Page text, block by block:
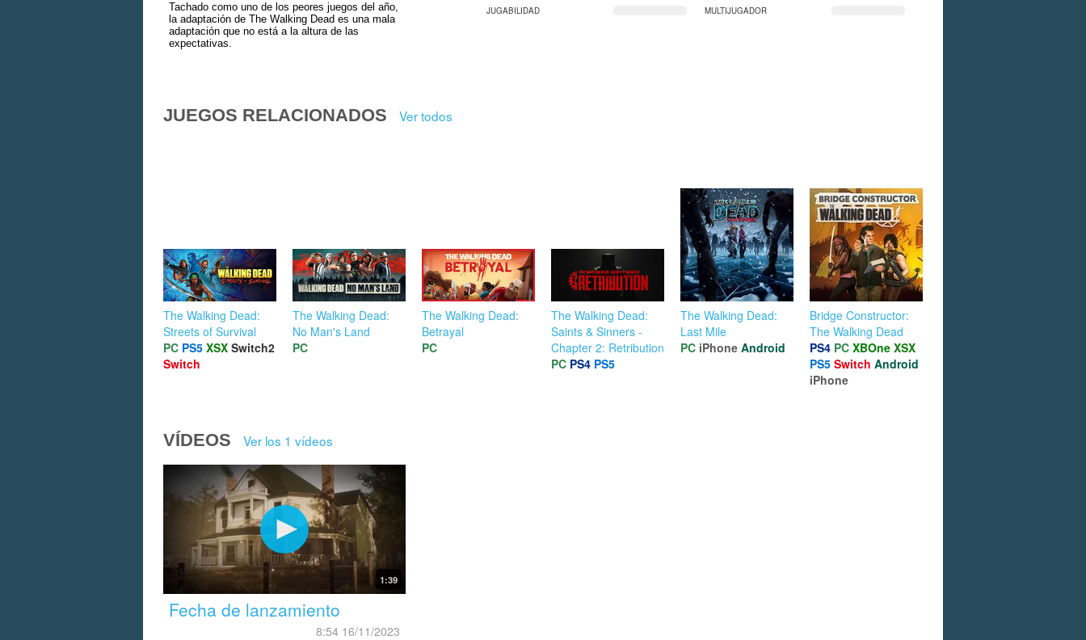
Tachado como uno de los peores juegos del año,
la adaptación de The Walking Dead es una mala
adaptación que no está a la altura de las
expectativas.
JUGABILIDAD
MULTIJUGADOR
JUEGOS RELACIONADOS Ver todos
The Walking Dead:
Streets of Survival
PC PS5 XSX Switch2
Switch
The Walking Dead:
No Man's Land
PC
The Walking Dead:
Betrayal
PC
The Walking Dead:
Saints & Sinners -
Chapter 2: Retribution
PC PS4 PS5
The Walking Dead:
Last Mile
PC iPhone Android
Bridge Constructor:
The Walking Dead
PS4 PC XBOne XSX
PS5 Switch Android
iPhone
VÍDEOS Ver los 1 vídeos
1:39
Fecha de lanzamiento
8:54 16/11/2023